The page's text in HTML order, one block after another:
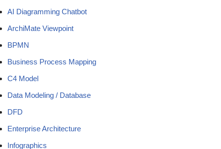
AI Diagramming Chatbot
ArchiMate Viewpoint
BPMN
Business Process Mapping
C4 Model
Data Modeling / Database
DFD
Enterprise Architecture
Infographics